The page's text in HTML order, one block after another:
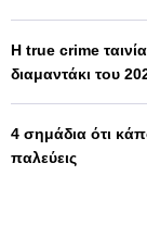
Η true crime
διαμαντάκι του
4 σημάδια ότι
παλεύεις